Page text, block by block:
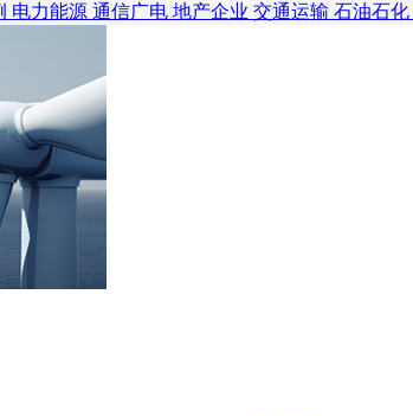
电力能源 通信广电 地产企业 交通运输 石油石化